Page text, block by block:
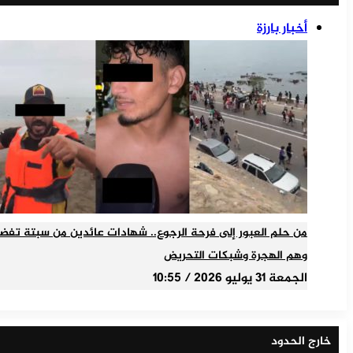
أخبار بارزة
من حلم العبور إلى فرحة الرجوع.. شهادات عائدين من سبتة
وهم الهجرة وشبكات التحريض
الجمعة 31 يوليو 2026 / 10:55
خارج الحدود